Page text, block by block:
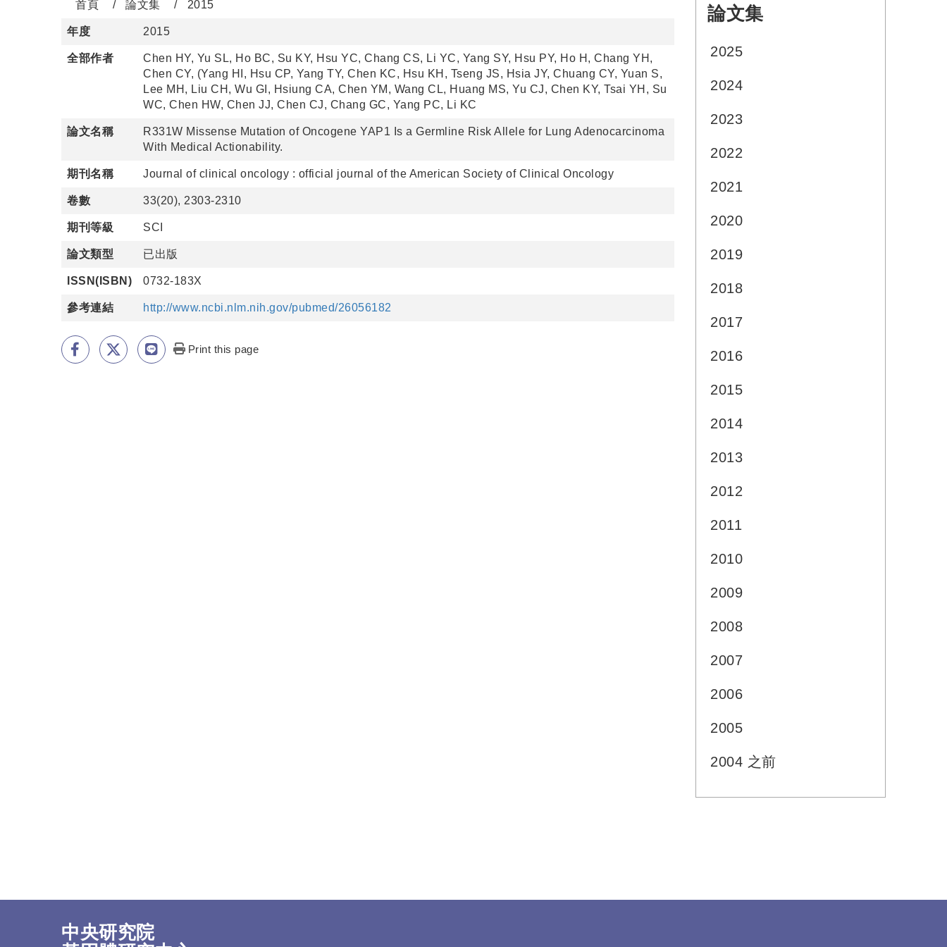
首頁 論文集 2015
年度 2015
全部作者
Chen HY, Yu SL, Ho BC, Su KY, Hsu YC, Chang CS, Li YC, Yang SY, Hsu PY, Ho H, Chang YH,
Chen CY, (Yang HI, Hsu CP, Yang TY, Chen KC, Hsu KH, Tseng JS, Hsia JY, Chuang CY, Yuan S,
Lee MH, Liu CH, Wu GI, Hsiung CA, Chen YM, Wang CL, Huang MS, Yu CJ, Chen KY, Tsai YH, Su
WC, Chen HW, Chen JJ, Chen CJ, Chang GC, Yang PC, Li KC
論文名稱
R331W Missense Mutation of Oncogene YAP1 Is a Germline Risk Allele for Lung Adenocarcinoma
With Medical Actionability.
期刊名稱 Journal of clinical oncology : official journal of the American Society of Clinical Oncology
卷數 33(20), 2303-2310
期刊等級 SCI
論文類型 已出版
ISSN(ISBN) 0732-183X
參考連結 http://www.ncbi.nlm.nih.gov/pubmed/26056182
Print this page
論文集
2025
2024
2023
2022
2021
2020
2019
2018
2017
2016
2015
2014
2013
2012
2011
2010
2009
2008
2007
2006
2005
2004 之前
中央研究院